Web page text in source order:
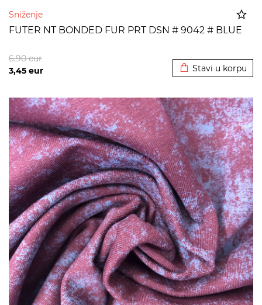
Sniženje
FUTER NT BONDED FUR PRT DSN # 9042 # BLUE
3,45 eur
6,90eur
Stavi u korpu